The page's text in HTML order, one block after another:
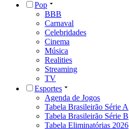
Pop
BBB
Carnaval
Celebridades
Cinema
Música
Realities
Streaming
TV
Esportes
Agenda de Jogos
Tabela Brasileirão Série A
Tabela Brasileirão Série B
Tabela Eliminatórias 2026